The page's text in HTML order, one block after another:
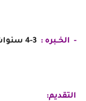
- الخــبره :
التقديم: